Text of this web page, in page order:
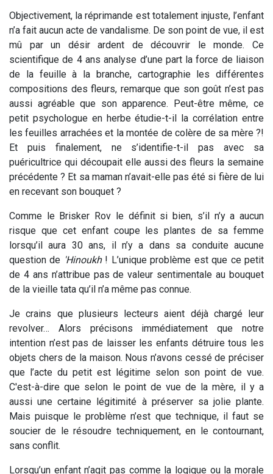
Objectivement, la réprimande est totalement injuste, l’enfant
n’a fait aucun acte de vandalisme. De son point de vue, il est
mû par un désir ardent de découvrir le monde. Ce
scientifique de 4 ans analyse d’une part la force de liaison
de la feuille à la branche, cartographie les différentes
compositions des fleurs, remarque que son goût n’est pas
aussi agréable que son apparence. Peut-être même, ce
petit psychologue en herbe étudie-t-il la corrélation entre
les feuilles arrachées et la montée de colère de sa mère ?!
Et puis finalement, ne s’identifie-t-il pas avec sa
puéricultrice qui découpait elle aussi des fleurs la semaine
précédente ? Et sa maman n’avait-elle pas été si fière de lui
en recevant son bouquet ?
Comme le Brisker Rov le définit si bien, s’il n’y a aucun
risque que cet enfant coupe les plantes de sa femme
lorsqu’il aura 30 ans, il n’y a dans sa conduite aucune
question de 'Hinoukh ! L’unique problème est que ce petit
de 4 ans n’attribue pas de valeur sentimentale au bouquet
de la vieille tata qu’il n’a même pas connue.
Je crains que plusieurs lecteurs aient déjà chargé leur
revolver… Alors précisons immédiatement que notre
intention n’est pas de laisser les enfants détruire tous les
objets chers de la maison. Nous n’avons cessé de préciser
que l’acte du petit est légitime selon son point de vue.
C'est-à-dire que selon le point de vue de la mère, il y a
aussi une certaine légitimité à préserver sa jolie plante.
Mais puisque le problème n’est que technique, il faut se
soucier de le résoudre techniquement, en le contournant,
sans conflit.
Lorsqu’un enfant n’agit pas comme la logique ou la morale